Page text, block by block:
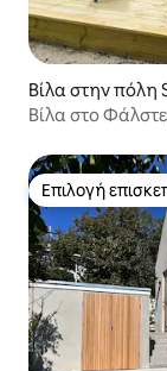
Βίλα στην πόλη
Βίλα στο
Επιλογή
Επιλογή